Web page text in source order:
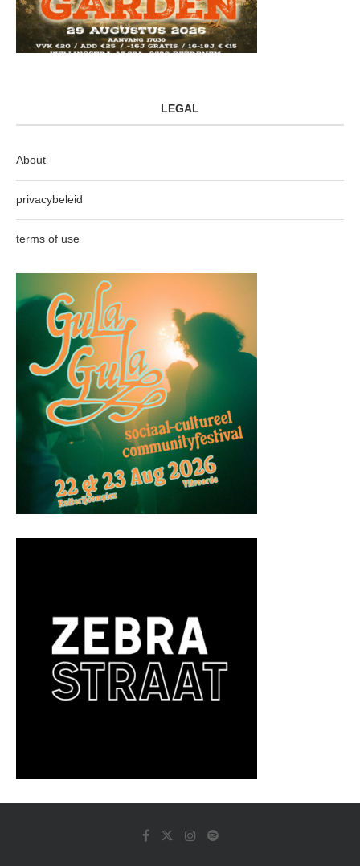
LEGAL
About
privacybeleid
terms of use